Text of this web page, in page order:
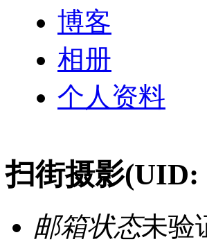
博客
相册
个人资料
扫街摄影(UID:
邮箱状态未验